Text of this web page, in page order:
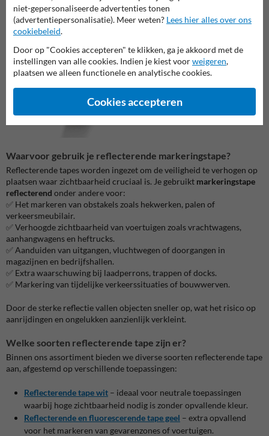
Waarvoor gebruik je reflecterende markeringstape?
Reflecterende tapes worden ingezet om de veiligheid te verhogen op
plaatsen waar zichtbaarheid cruciaal is. Je gebruikt markeringstape
reflecterend onder andere voor:
✅ Het markeren van obstakels zoals hekwerken, palen of
verkeersmeubilair.
✅ Verhoogde zichtbaarheid van voertuigen zoals vrachtwagens,
aanhangwagens en heftrucks.
✅ Aanduiden van uitgangen, vluchtwegen of doorgangen in
magazijnen en bedrijfshallen.
✅ Extra waarschuwing bij laadperrons, trappen of docks.
✅ Markering van tijdelijke verkeerssituaties of bouwwerven.
Door de sterke reflectie vallen objecten sneller op, wat het risico op
aanrijdingen en ongelukken aanzienlijk verkleint.
Welke soorten reflecterende tape zijn er?
Binnen ons assortiment bieden we diverse soorten reflecterende tape
aan, afgestemd op verschillende toepassingen:
Reflecterende tape wit – ideaal voor neutrale toepassingen
waarbij hoge zichtbaarheid nodig is zonder opvallende kleur.
Reflecterende en fluorescerende tape geel – extra opvallend
voor het markeren van gevarenzones of voertuigen.
niet-gepersonaliseerde advertenties tonen
(advertentiepersonalisatie). Meer weten? Lees hier alles over ons
cookiebeleid.
Door op "Cookies accepteren" te klikken, ga je akkoord met de
instellingen van alle cookies. Indien je kiest voorweigeren,
plaatsen we alleen functionele en analytische cookies.
Cookies accepteren